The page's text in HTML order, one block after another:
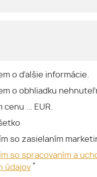
o ďalšie informácie.
o obhliadku
cenu ... EUR.
so zasielaním
so spracovaním a
údajov *